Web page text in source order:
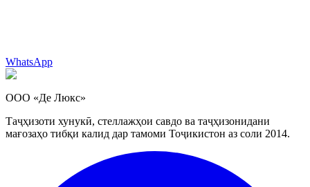
WhatsApp
ООО «Де Люкс»
Таҷҳизоти хунукӣ, стеллажҳои савдо ва таҷҳизонидани
мағозаҳо тибқи калид дар тамоми Тоҷикистон аз соли 2014.